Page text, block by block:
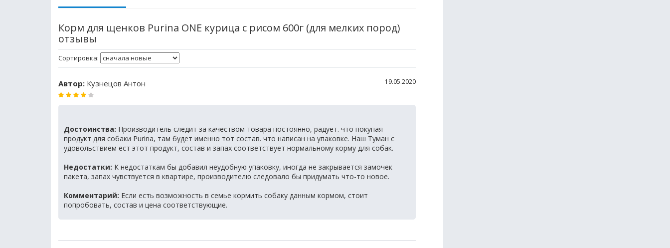
Корм для щенков Purina ONE курица с рисом 600г (для мелких пород)
отзывы
Сортировка:
Автор: Кузнецов Антон 19.05.2020
Достоинства: Производитель следит за качеством товара постоянно, радует. что покупая
продукт для собаки Purina, там будет именно тот состав. что написан на упаковке. Наш Туман с
удовольствием ест этот продукт, состав и запах соответствует нормальному корму для собак.
Недостатки: К недостаткам бы добавил неудобную упаковку, иногда не закрывается замочек
пакета, запах чувствуется в квартире, производителю следовало бы придумать что-то новое.
Комментарий: Если есть возможность в семье кормить собаку данным кормом, стоит
попробовать, состав и цена соответствующие.